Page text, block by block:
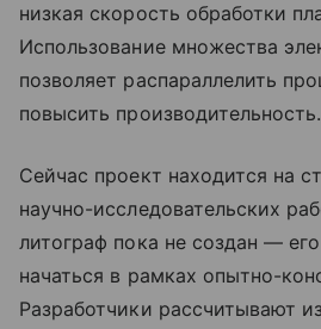
низкая скорость обработки
Использование множества
позволяет распараллелить
повысить производительность.
Сейчас проект находится на
научно-исследовательских
литограф пока не создан —
начаться в рамках опытно-
Разработчики рассчитывают